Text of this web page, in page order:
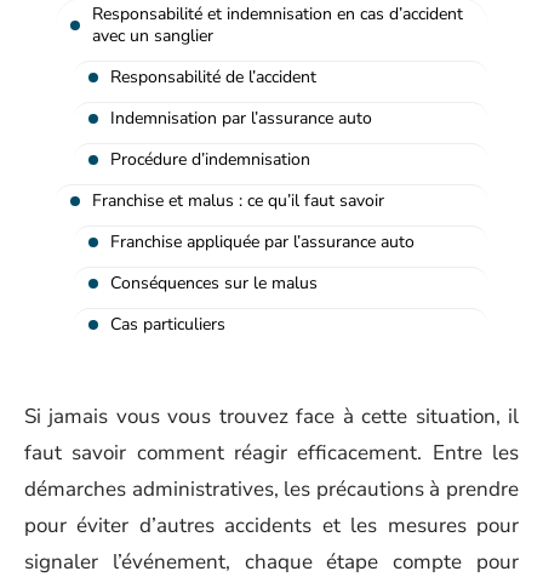
Responsabilité et indemnisation en cas d’accident
avec un sanglier
Responsabilité de l’accident
Indemnisation par l’assurance auto
Procédure d’indemnisation
Franchise et malus : ce qu’il faut savoir
Franchise appliquée par l’assurance auto
Conséquences sur le malus
Cas particuliers
Si jamais vous vous trouvez face à cette situation, il
faut savoir comment réagir efficacement. Entre les
démarches administratives, les précautions à prendre
pour éviter d’autres accidents et les mesures pour
signaler l’événement, chaque étape compte pour